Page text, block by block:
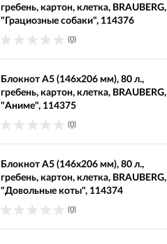
гребень, картон, клетка, BRAUBERG,
"Грациозные собаки", 114376
(0)
Блокнот А5 (146х206 мм), 80 л.,
гребень, картон, клетка, BRAUBERG,
"Аниме", 114375
(0)
Блокнот А5 (146х206 мм), 80 л.,
гребень, картон, клетка, BRAUBERG,
"Довольные коты", 114374
(0)